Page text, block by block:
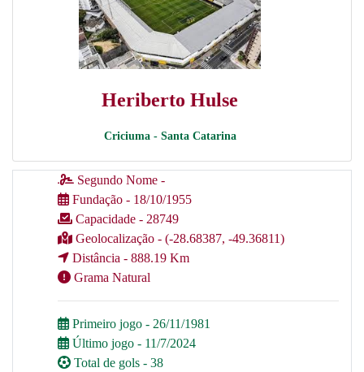
Heriberto Hulse
Criciuma - Santa Catarina
Segundo Nome -
Fundação - 18/10/1955
Capacidade - 28749
Geolocalização - (-28.68387, -49.36811)
Distância - 888.19 Km
Grama Natural
Primeiro jogo - 26/11/1981
Último jogo - 11/7/2024
Total de gols - 38